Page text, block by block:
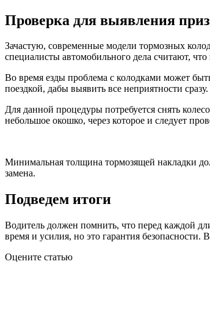
Проверка для выявления
Зачастую, современные модели тормозных
специалисты автомобильного дела считают,
Во время езды проблема с колодками может
поездкой, дабы выявить все неприятности сразу.
Для данной процедуры потребуется снять
небольшое окошко, через которое и следует
Минимальная толщина тормозящей накладки
замена.
Подведем итоги
Водитель должен помнить, что перед каждой
время и усилия, но это гарантия безопасности.
Оцените статью